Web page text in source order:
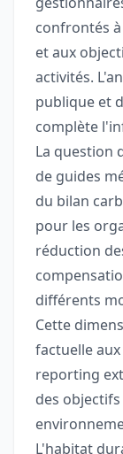
confrontés
et aux
activités.
publique et
complète
La question
de guides
du bilan
pour les
réduction
différents
Cette
factuelle
reporting
des
L'habitat